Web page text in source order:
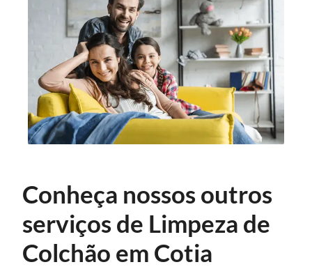
Conheça nossos outros
serviços de Limpeza de
Colchão em Cotia